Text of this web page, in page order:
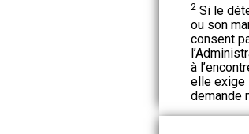
2Si le
ou son
consent
à
elle exige
demande